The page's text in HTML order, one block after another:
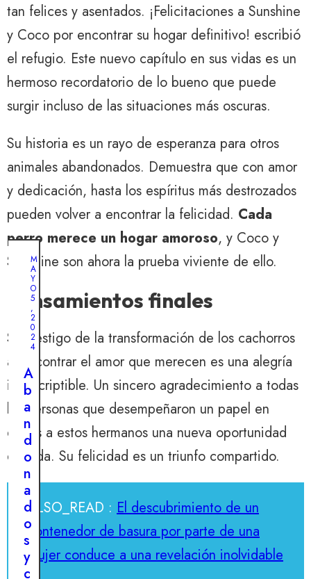
tan felices y asentados. ¡Felicitaciones a Sunshine
y Coco por encontrar su hogar definitivo! escribió
el refugio. Este nuevo capítulo en sus vidas es un
hermoso recordatorio de lo bueno que puede
surgir incluso de las situaciones más oscuras.
Su historia es un rayo de esperanza para otros
animales abandonados. Demuestra que con amor
y dedicación, hasta los espíritus más destrozados
pueden volver a encontrar la felicidad. Cada
perro merece un hogar amoroso, y Coco y
Sunshine son ahora la prueba viviente de ello.
Pensamientos finales
Ser testigo de la transformación de los cachorros
al encontrar el amor que merecen es una alegría
indescriptible. Un sincero agradecimiento a todas
las personas que desempeñaron un papel en
darles a estos hermanos una nueva oportunidad
de vida. Su felicidad es un triunfo compartido.
ALSO_READ : El descubrimiento de un
contenedor de basura por parte de una
mujer conduce a una revelación inolvidable
M
A
Y
O
5
,
2
0
2
4
A
b
a
n
d
o
n
a
d
o
s
y
c